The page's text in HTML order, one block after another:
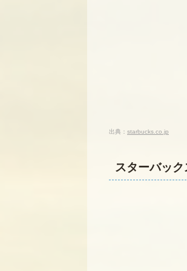
出典： starbucks.co.jp
スターバッ